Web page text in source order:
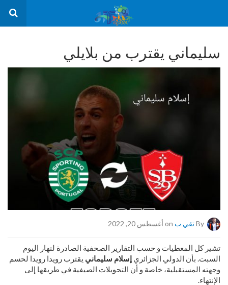
سليماني يقترب من بلايلي
Byتقي ب
تشير كل المعطيات و حسب التقارير الصحفية الصادرة لنهار اليوم
السبت. بأن الدولي الجزائري إسلام سليماني يقترب رويدا رويدا لحسم
وجهته المستقبلية، خاصة و أن التحويلات الصيفية في طريقها إلى
الإنتهاء.